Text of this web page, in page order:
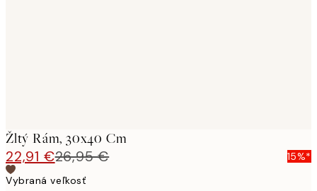
Žltý Rám, 30x40 Cm
22,91 €26,95 €
15%*
Vybraná veľkosť